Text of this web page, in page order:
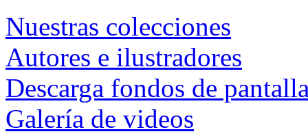
Nuestras colecciones
Autores e ilustradores
Descarga fondos de
Galería de videos